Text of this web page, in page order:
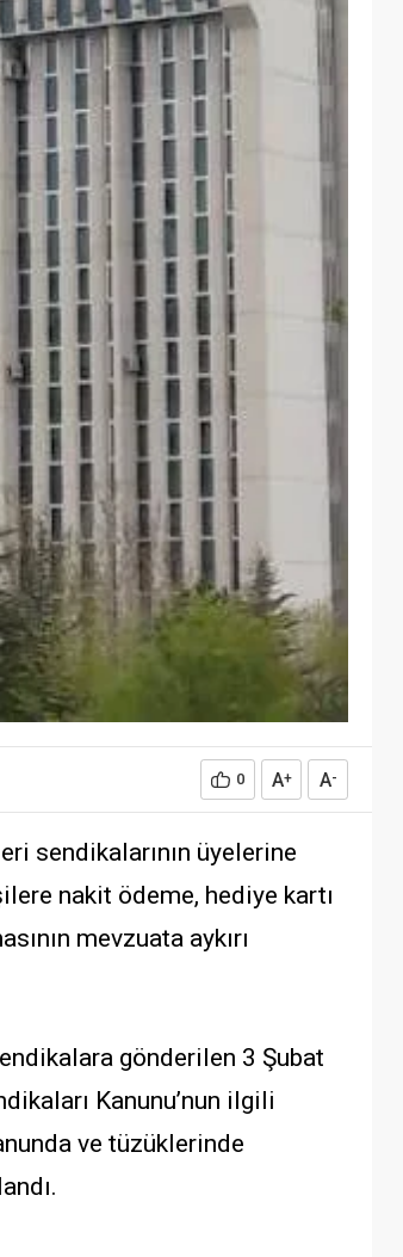
0 A+ A-
sendikalarının üyelerine
nakit ödeme, hediye kartı
mevzuata aykırı
gönderilen 3 Şubat
Kanunu’nun ilgili
ve tüzüklerinde